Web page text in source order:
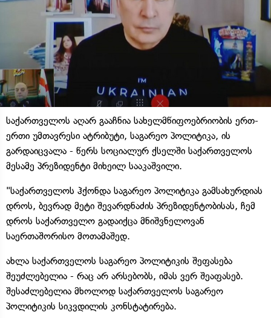
საქართველოს აღარ გააჩნია სახელმწიფოებრიობის ერთ-
ერთი უმთავრესი ატრიბუტი, საგარეო პოლიტიკა, ის
გარდაიცვალა - წერს სოციალურ ქსელში საქართველოს
მესამე პრეზიდენტი მიხეილ სააკაშვილი.
"საქართველოს ჰქონდა საგარეო პოლიტიკა გამსახურდიას
დროს, ბევრად მეტი შევარდნაძის პრეზიდენტობისას, ჩემ
დროს საქართველო გადაიქცა მნიშვნელოვან
საერთაშორისო მოთამაშედ.
ახლა საქართველოს საგარეო პოლიტიკის შეფასება
შეუძლებელია - რაც არ არსებობს, იმას ვერ შეაფასებ.
შესაძლებელია მხოლოდ საქართველოს საგარეო
პოლიტიკის სიკვდილის კონსტატირება.